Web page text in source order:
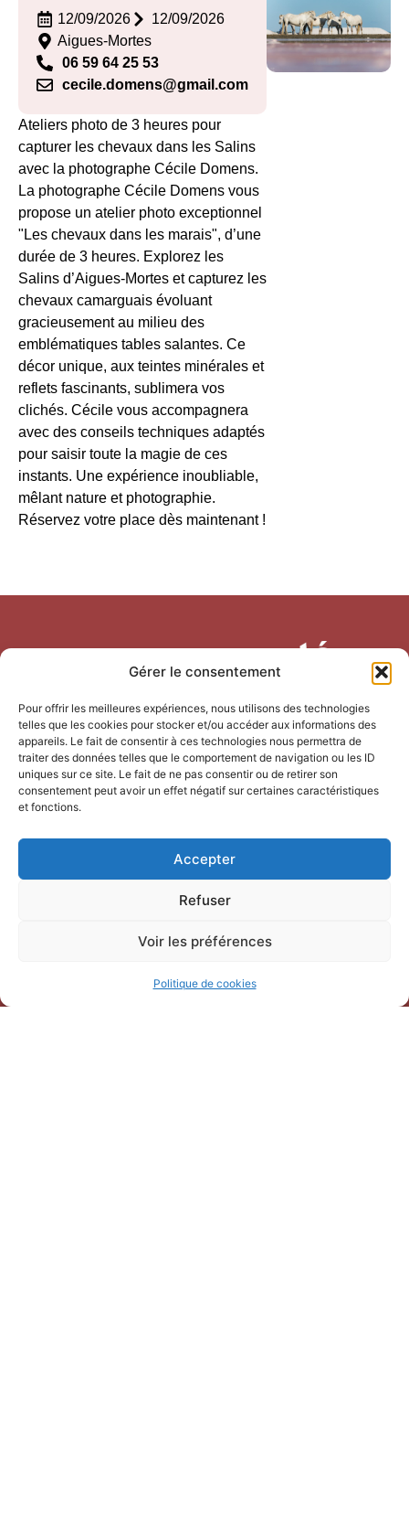
Gérer le consentement
Pour offrir les meilleures expériences, nous utilisons des technologies
telles que les cookies pour stocker et/ou accéder aux informations des
appareils. Le fait de consentir à ces technologies nous permettra de
traiter des données telles que le comportement de navigation ou les ID
uniques sur ce site. Le fait de ne pas consentir ou de retirer son
consentement peut avoir un effet négatif sur certaines caractéristiques
et fonctions.
Accepter
Refuser
Voir les préférences
Politique de cookies
12/09/2026
12/09/2026
Aigues-Mortes
06 59 64 25 53
cecile.domens@gmail.com
Ateliers photo de 3 heures pour
capturer les chevaux dans les Salins
avec la photographe Cécile Domens.
La photographe Cécile Domens vous
propose un atelier photo exceptionnel
"Les chevaux dans les marais", d’une
durée de 3 heures. Explorez les
Salins d’Aigues-Mortes et capturez les
chevaux camarguais évoluant
gracieusement au milieu des
emblématiques tables salantes. Ce
décor unique, aux teintes minérales et
reflets fascinants, sublimera vos
clichés. Cécile vous accompagnera
avec des conseils techniques adaptés
pour saisir toute la magie de ces
instants. Une expérience inoubliable,
mêlant nature et photographie.
Réservez votre place dès maintenant !
Office de Tourisme Terre de
Camargue
30220 Saint-Laurent-d’Aigouze